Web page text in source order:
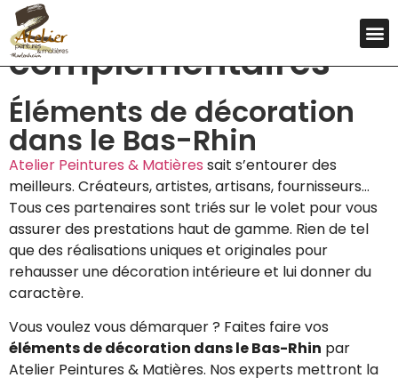
Éléments décoratifs
complémentaires
Éléments de décoration
dans le Bas-Rhin
Atelier Peintures & Matières sait s’entourer des
meilleurs. Créateurs, artistes, artisans, fournisseurs…
Tous ces partenaires sont triés sur le volet pour vous
assurer des prestations haut de gamme. Rien de tel
que des réalisations uniques et originales pour
rehausser une décoration intérieure et lui donner du
caractère.
Vous voulez vous démarquer ? Faites faire vos
éléments de décoration dans le Bas-Rhin par
Atelier Peintures & Matières. Nos experts mettront la